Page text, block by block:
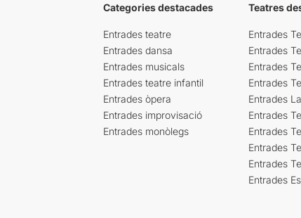
Categories destacades
Entrades teatre
Entrades dansa
Entrades musicals
Entrades teatre infantil
Entrades òpera
Entrades improvisació
Entrades monòlegs
Teatres
Entrades
Entrades
Entrades
Entrades
Entrades
Entrades
Entrades
Entrades
Entrades
Entrades